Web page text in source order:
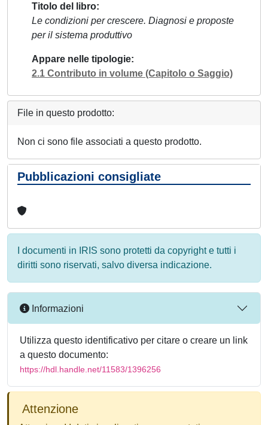
Titolo del libro
Le condizioni per crescere. Diagnosi e proposte
per il sistema produttivo
Appare nelle tipologie
2.1 Contributo in volume (Capitolo o Saggio)
File in questo prodotto:
Non ci sono file associati a questo prodotto.
Pubblicazioni consigliate
I documenti in IRIS sono protetti da copyright e tutti i
diritti sono riservati, salvo diversa indicazione.
Informazioni
Utilizza questo identificativo per citare o creare un link
a questo documento:
https://hdl.handle.net/11583/1396256
Attenzione